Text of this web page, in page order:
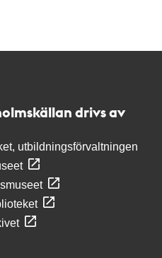
drivs av
utbildningsförvaltningen